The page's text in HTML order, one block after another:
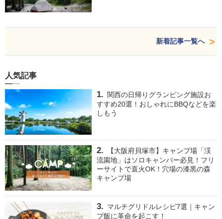
新着記事一覧へ
人気記事
関西の日帰りグランピング施設お
すすめ20選！おしゃれにBBQなどを楽
しもう
【大阪府貝塚市】キャンプ場「渓
流園地」はソロキャンパー必見！フリ
ーサイトで直火OK！穴場の漆黒の森
キャンプ場
マルチグリドルレシピ7選｜キャン
プ飯に革命を起こす！